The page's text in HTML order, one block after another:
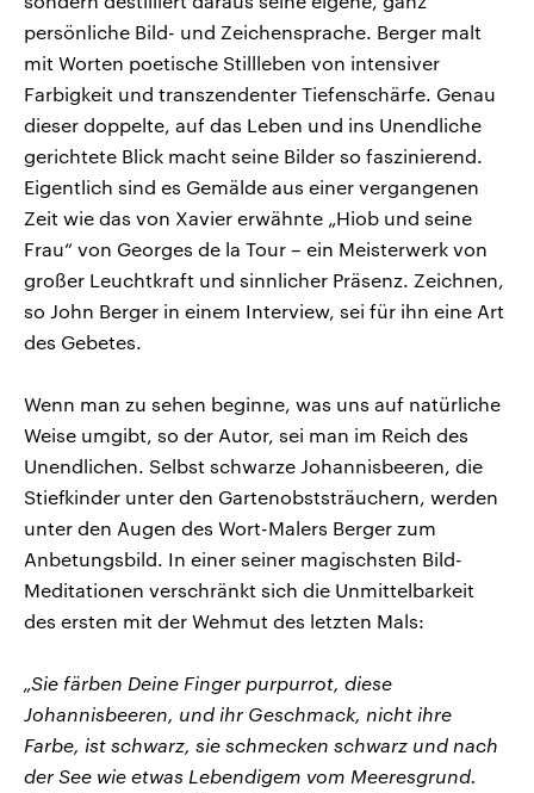
persönliche Bild- und Zeichensprache. Berger malt
mit Worten poetische Stillleben von intensiver
Farbigkeit und transzendenter Tiefenschärfe. Genau
dieser doppelte, auf das Leben und ins Unendliche
gerichtete Blick macht seine Bilder so faszinierend.
Eigentlich sind es Gemälde aus einer vergangenen
Zeit wie das von Xavier erwähnte „Hiob und seine
Frau“ von Georges de la Tour – ein Meisterwerk von
großer Leuchtkraft und sinnlicher Präsenz. Zeichnen,
so John Berger in einem Interview, sei für ihn eine Art
des Gebetes.
Wenn man zu sehen beginne, was uns auf natürliche
Weise umgibt, so der Autor, sei man im Reich des
Unendlichen. Selbst schwarze Johannisbeeren, die
Stiefkinder unter den Gartenobststräuchern, werden
unter den Augen des Wort-Malers Berger zum
Anbetungsbild. In einer seiner magischsten Bild-
Meditationen verschränkt sich die Unmittelbarkeit
des ersten mit der Wehmut des letzten Mals:
„Sie färben Deine Finger purpurrot, diese
Johannisbeeren, und ihr Geschmack, nicht ihre
Farbe, ist schwarz, sie schmecken schwarz und nach
der See wie etwas Lebendigem vom Meeresgrund.